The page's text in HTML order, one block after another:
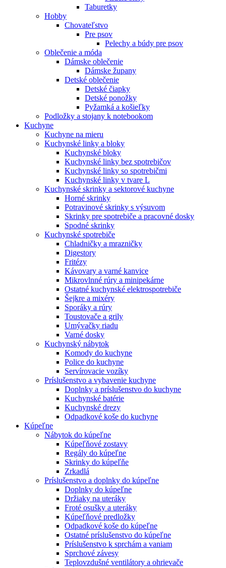
Taburetky
Hobby
Chovateľstvo
Pre psov
Pelechy a búdy pre psov
Oblečenie a móda
Dámske oblečenie
Dámske župany
Detské oblečenie
Detské čiapky
Detské ponožky
Pyžamká a košieľky
Podložky a stojany k notebookom
Kuchyne
Kuchyne na mieru
Kuchynské linky a bloky
Kuchynské bloky
Kuchynské linky bez spotrebičov
Kuchynské linky so spotrebičmi
Kuchynské linky v tvare L
Kuchynské skrinky a sektorové kuchyne
Horné skrinky
Potravinové skrinky s výsuvom
Skrinky pre spotrebiče a pracovné dosky
Spodné skrinky
Kuchynské spotrebiče
Chladničky a mrazničky
Digestory
Fritézy
Kávovary a varné kanvice
Mikrovlnné rúry a minipekárne
Ostatné kuchynské elektrospotrebiče
Šejkre a mixéry
Sporáky a rúry
Toustovače a grily
Umývačky riadu
Varné dosky
Kuchynský nábytok
Komody do kuchyne
Police do kuchyne
Servírovacie vozíky
Príslušenstvo a vybavenie kuchyne
Doplnky a príslušenstvo do kuchyne
Kuchynské batérie
Kuchynské drezy
Odpadkové koše do kuchyne
Kúpeľne
Nábytok do kúpeľne
Kúpeľňové zostavy
Regály do kúpeľne
Skrinky do kúpeľňe
Zrkadlá
Príslušenstvo a doplnky do kúpeľne
Doplnky do kúpeľne
Držiaky na uteráky
Froté osušky a uteráky
Kúpeľňové predložky
Odpadkové koše do kúpeľne
Ostatné príslušenstvo do kúpeľne
Príslušenstvo k sprchám a vaniam
Sprchové závesy
Teplovzdušné ventilátory a ohrievače